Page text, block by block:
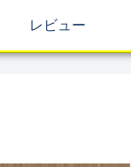
レビュー